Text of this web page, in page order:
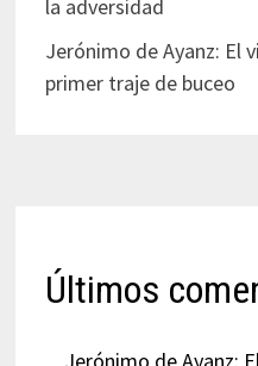
la adversidad
Jerónimo de Ayanz: El
primer traje de buceo
Últimos
Jerónimo de Ayanz: